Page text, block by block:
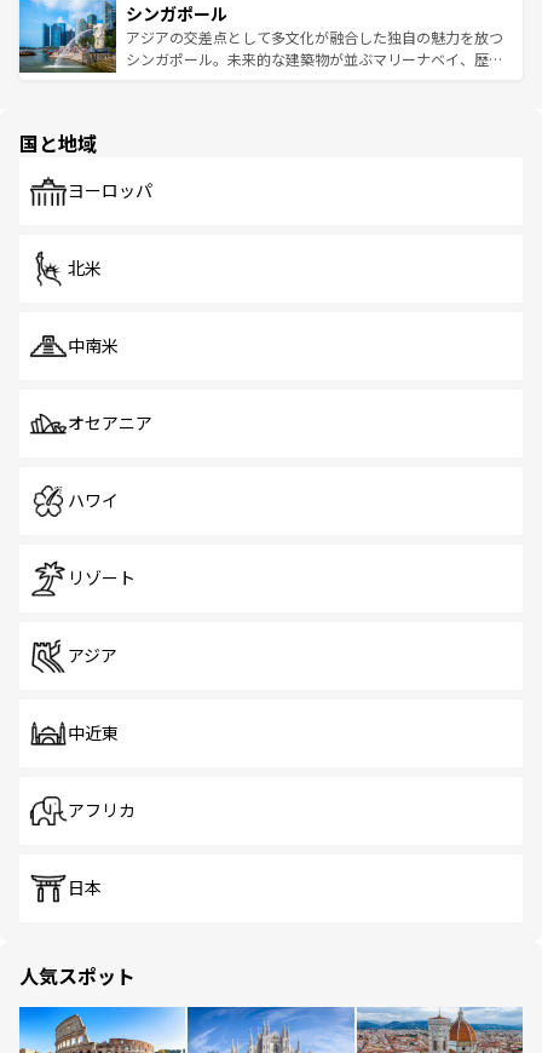
参照してほしい。
激する。気候は一年中温暖で、どの季節にも異なる楽しみ
が待っている。親しみやすいタイの人々、仏教を中心とし
た文化、そして多様な観光資源が、訪れる旅人を魅了し続
み、どこを訪れても感動するはず。観光スポットが密集し
ており、効率よく見どころを回れるのも魅力。息をのむよ
うな絶景から文化的な体験まで、香港を存分に楽しみ尽く
シンガポール
アジアの交差点として多文化が融合した独自の魅力を放つ
シンガポール。未来的な建築物が並ぶマリーナベイ、歴史
で、ホーカーズは地元の風情を楽しめる外せないスポット
国と地域
ヨーロッパ
北米
中南米
オセアニア
ハワイ
リゾート
アジア
中近東
アフリカ
日本
人気スポット